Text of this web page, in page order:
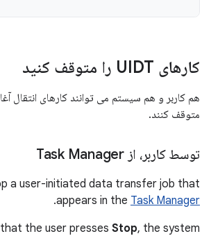
کارهای UIDT را متوقف کنید
هم کاربر و هم سیستم می توانند کارهای انتقال
متوقف کنند.
توسط کاربر، از Task Manager
a user-initiated data transfer job that
appears in the Task Manager
.
the user presses Stop, the system